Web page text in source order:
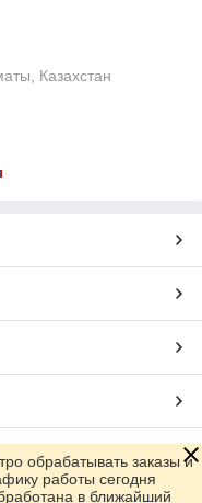
Казахстан
обрабатывать заказы и
работы сегодня
в ближайший